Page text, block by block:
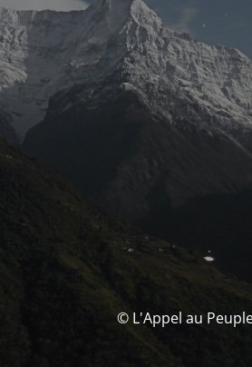
© L'Appel au